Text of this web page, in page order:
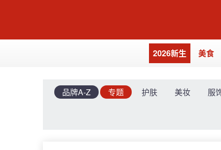
2026新生 美食
品牌A-Z 专题 护肤 美妆 服